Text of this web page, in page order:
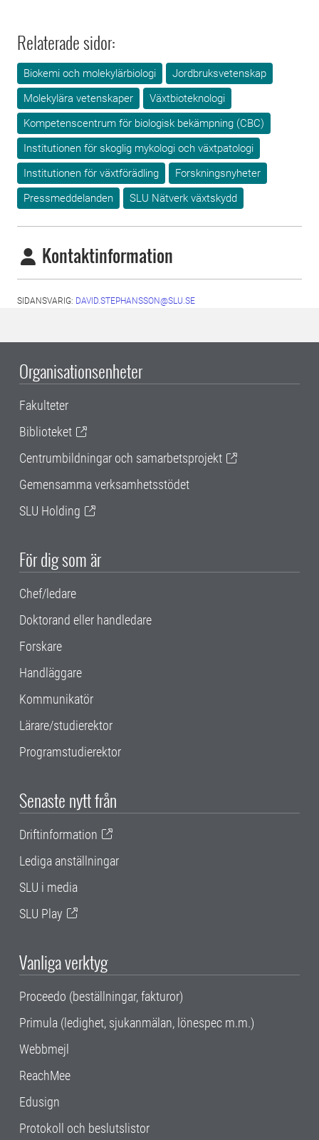
Relaterade sidor:
Biokemi och molekylärbiologi
Jordbruksvetenskap
Molekylära vetenskaper
Växtbioteknologi
Kompetenscentrum för biologisk bekämpning (CBC)
Institutionen för skoglig mykologi och växtpatologi
Institutionen för växtförädling
Forskningsnyheter
Pressmeddelanden
SLU Nätverk växtskydd
Kontaktinformation
SIDANSVARIG: DAVID.STEPHANSSON@SLU.SE
Organisationsenheter
Fakulteter
Biblioteket
Centrumbildningar och samarbetsprojekt
Gemensamma verksamhetsstödet
SLU Holding
För dig som är
Chef/ledare
Doktorand eller handledare
Forskare
Handläggare
Kommunikatör
Lärare/studierektor
Programstudierektor
Senaste nytt från
Driftinformation
Lediga anställningar
SLU i media
SLU Play
Vanliga verktyg
Proceedo (beställningar, fakturor)
Primula (ledighet, sjukanmälan, lönespec m.m.)
Webbmejl
ReachMee
Edusign
Protokoll och beslutslistor